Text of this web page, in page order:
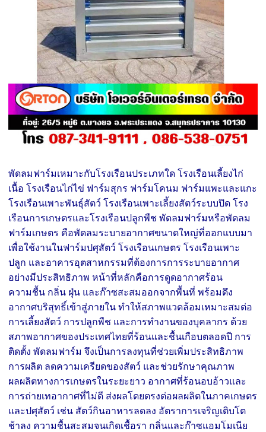
พัดลมฟาร์มเหมาะกับโรงเรือนประเภทใด โรงเรือนเลี้ยงไก่
เนื้อ โรงเรือนไก่ไข่ ฟาร์มสุกร ฟาร์มโคนม ฟาร์มแพะและแกะ
โรงเรือนเพาะพันธุ์สัตว์ โรงเรือนเพาะเลี้ยงสัตว์ระบบปิด โรง
เรือนการเกษตรและโรงเรือนปลูกพืช พัดลมฟาร์มหรือพัดลม
ฟาร์มเกษตร คือพัดลมระบายอากาศขนาดใหญ่ที่ออกแบบมา
เพื่อใช้งานในฟาร์มปศุสัตว์ โรงเรือนเกษตร โรงเรือนเพาะ
ปลูก และอาคารอุตสาหกรรมที่ต้องการการระบายอากาศ
อย่างมีประสิทธิภาพ หน้าที่หลักคือการดูดอากาศร้อน
ความชื้น กลิ่น ฝุ่น และก๊าซสะสมออกจากพื้นที่ พร้อมดึง
อากาศบริสุทธิ์เข้าสู่ภายใน ทำให้สภาพแวดล้อมเหมาะสมต่อ
การเลี้ยงสัตว์ การปลูกพืช และการทำงานของบุคลากร ด้วย
สภาพอากาศของประเทศไทยที่ร้อนและชื้นเกือบตลอดปี การ
ติดตั้ง พัดลมฟาร์ม จึงเป็นการลงทุนที่ช่วยเพิ่มประสิทธิภาพ
การผลิต ลดความเครียดของสัตว์ และช่วยรักษาคุณภาพ
ผลผลิตทางการเกษตรในระยะยาว อากาศที่ร้อนอบอ้าวและ
การถ่ายเทอากาศที่ไม่ดี ส่งผลโดยตรงต่อผลผลิตในภาคเกษตร
และปศุสัตว์ เช่น สัตว์กินอาหารลดลง อัตราการเจริญเติบโต
ช้าลง ความชื้นสะสมจนเกิดเชื้อรา กลิ่นและก๊าซแอมโมเนีย